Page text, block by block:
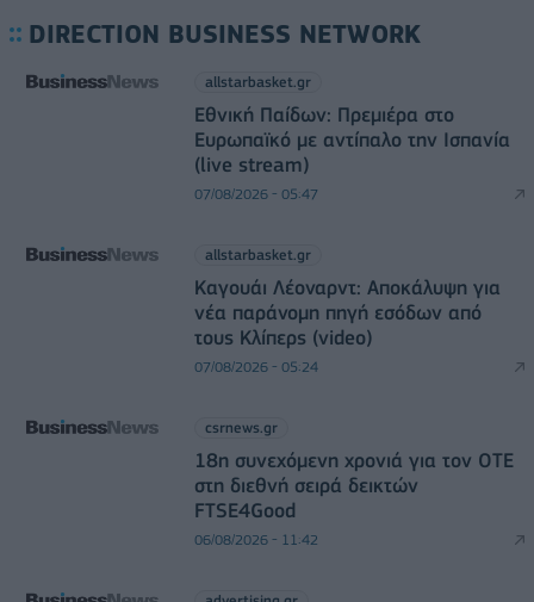
DIRECTION BUSINESS NETWORK
allstarbasket.gr
Εθνική Παίδων: Πρεμιέρα στο
Ευρωπαϊκό με αντίπαλο την Ισπανία
(live stream)
07/08/2026 - 05:47
allstarbasket.gr
Καγουάι Λέοναρντ: Αποκάλυψη για
νέα παράνομη πηγή εσόδων από
τους Κλίπερς (video)
07/08/2026 - 05:24
csrnews.gr
18η συνεχόμενη χρονιά για τον ΟΤΕ
στη διεθνή σειρά δεικτών
FTSE4Good
06/08/2026 - 11:42